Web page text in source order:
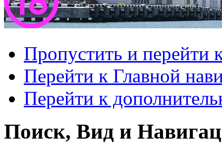
Пропустить и перейти
Перейти к Главной
Перейти к
Поиск, Вид и